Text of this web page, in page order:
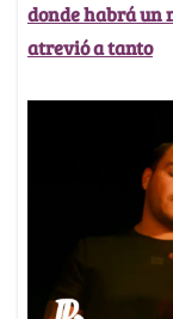
donde habrá un
atrevió a tanto